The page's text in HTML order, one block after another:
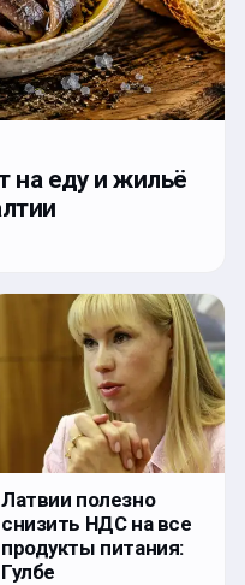
на еду и жильё
Латвии полезно
снизить НДС на все
продукты питания:
Гулбе